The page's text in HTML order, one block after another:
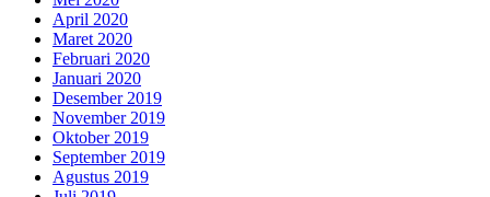
April 2020
Maret 2020
Februari 2020
Januari 2020
Desember 2019
November 2019
Oktober 2019
September 2019
Agustus 2019